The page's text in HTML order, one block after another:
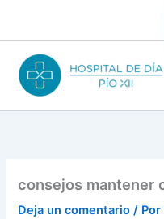
consejos mantener
Deja un comentario / Por